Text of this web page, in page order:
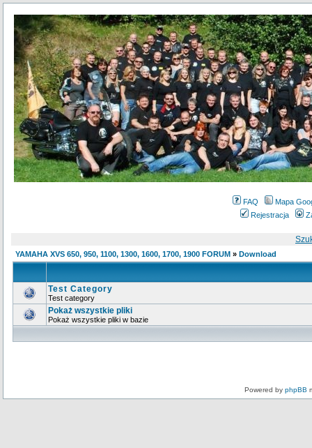
FAQ
Mapa
Rejestracja
YAMAHA XVS 650, 950, 1100, 1300, 1600, 1700, 1900 FORUM » Download
Test Category
Test category
Pokaż wszystkie pliki
Pokaż wszystkie pliki w bazie
Powered by phpBB